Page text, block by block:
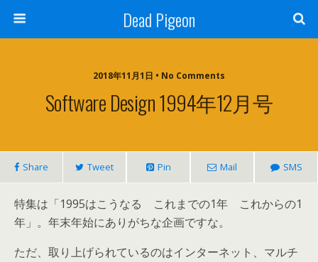
Dead Pigeon
2018年11月1日 • No Comments
Software Design 1994年12月号
Share Tweet Pin Mail SMS
特集は「1995はこうなる これまでの1年 これからの1
年」。年末年始にありがちな企画ですな。
ただ、取り上げられているのはインターネット、マルチ